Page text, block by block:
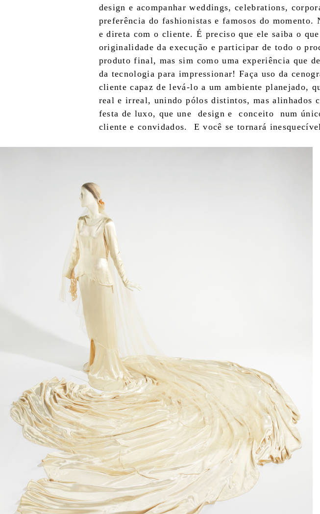
design e acompanhar weddings, celebrations,
preferência do fashionistas e famosos do
e direta com o cliente. É preciso que ele saiba o
originalidade da execução e participar de todo o
produto final, mas sim como uma experiência que
da tecnologia para impressionar! Faça uso da
cliente capaz de levá-lo a um ambiente planejado,
real e irreal, unindo pólos distintos, mas alinhados
festa de luxo, que une design e conceito num
cliente e convidados. E você se tornará